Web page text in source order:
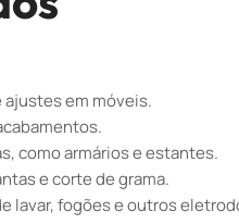
em móveis.
como armários e estantes.
e corte de grama.
lavar, fogões e outros